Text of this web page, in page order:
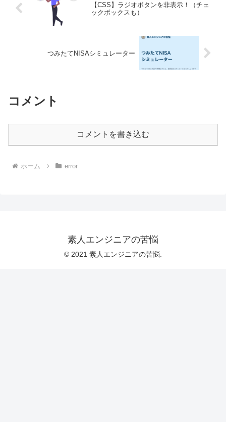
【CSS】ラジオボタンを非表示！（チェ
ックボックスも）
つみたてNISAシミュレーター
コメント
コメントを書き込む
ホーム error
素人エンジニアの苦悩
© 2021 素人エンジニアの苦悩.